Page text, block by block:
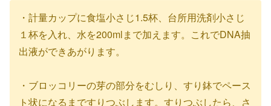
・計量カップに食塩小さじ1.5杯、台所用洗剤小さじ
１杯を入れ、水を200mlまで加えます。これでDNA抽
出液ができあがります。
・ブロッコリーの芽の部分をむしり、すり鉢でペース
ト状になるまですりつぶします。すりつぶしたら、さ